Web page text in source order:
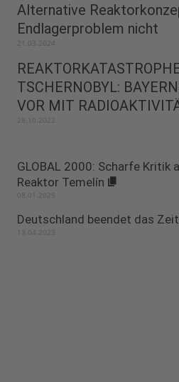
Alternative
Endlagerproblem nicht
21.03.2024
TSCHERNOBYL:
VOR MIT
28.10.2022
GLOBAL 2000: Scharfe Kritik
Reaktor Temelín
08.01.2025
Deutschland beendet das
13.04.2023